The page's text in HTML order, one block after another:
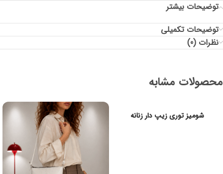
توضیحات بیشتر
توضیحات تکمیلی
نظرات (0)
محصولات مشابه
شومیز توری زیپ دار زنانه